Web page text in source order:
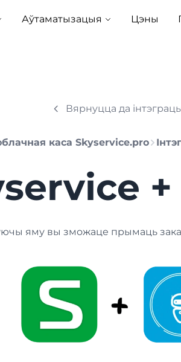
Аўтаматызацыя Цэны
Вярнуцца да
каса Skyservice.pro
+
яму вы зможаце прымаць